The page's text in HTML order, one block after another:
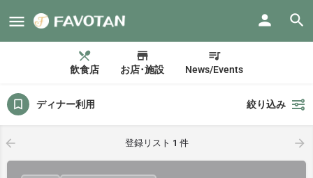
飲食店 お店･施設 News/Events
ディナー利用 絞り込み
登録リスト 1 件